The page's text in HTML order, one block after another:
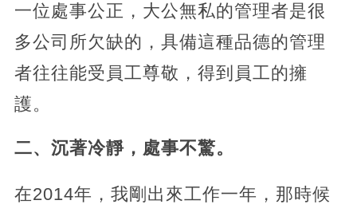
一位處事公正，大公無私的管理者是很
多公司所欠缺的，具備這種品德的管理
者往往能受員工尊敬，得到員工的擁
護。
二、沉著冷靜，處事不驚。
在2014年，我剛出來工作一年，那時候